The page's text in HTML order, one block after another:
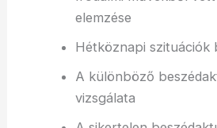
elemzése
Hétköznapi szituációk
A különböző
vizsgálata